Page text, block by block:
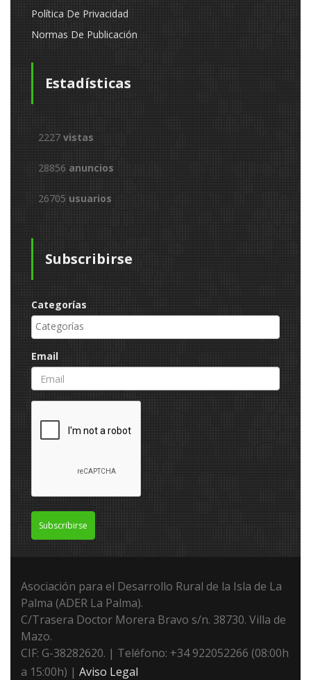
Política De Privacidad
Normas De Publicación
Estadísticas
2227 vistas
28856 anuncios
26705 usuarios
Subscribirse
Categorías
Email
Subscribirse
Asociación para el Desarrollo Rural de la Isla de La
Palma (ADER La Palma).
C/Trasera Doctor Morera Bravo s/n. 38730. Villa de
Mazo.
CIF: G-38282620. | Teléfono: +34 922052266 (08:00h
a 15:00h) | Aviso Legal